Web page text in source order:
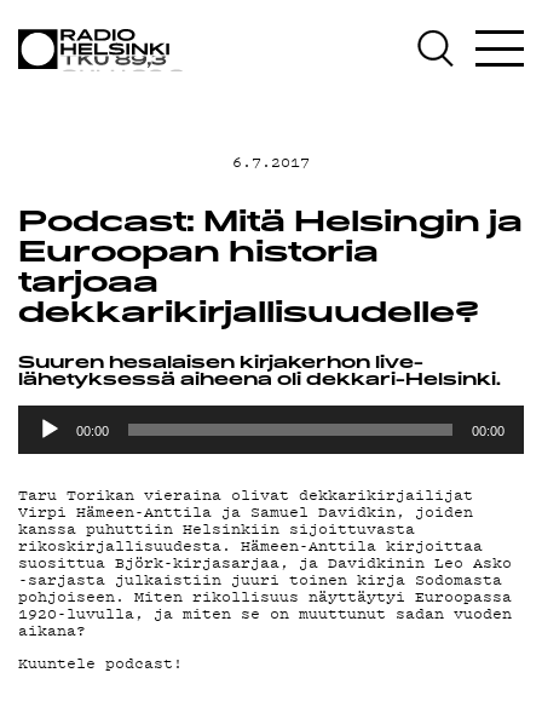
AJANKOHTAISTA
OHJELMAT
TEKIJÄT
ON-DEMAND
PODCAST
MAINOSTA
YHTEYSTIEDOT
G LIVELAB
YSTÄVÄKLUBI
6.7.2017
Podcast: Mitä Helsingin ja
Euroopan historia
tarjoaa
dekkarikirjallisuudelle?
Suuren hesalaisen kirjakerhon live-
lähetyksessä aiheena oli dekkari-Helsinki.
Äänitoistin
00:00 00:00
Taru Torikan vieraina olivat dekkarikirjailijat
Virpi Hämeen-Anttila ja Samuel Davidkin, joiden
kanssa puhuttiin Helsinkiin sijoittuvasta
rikoskirjallisuudesta. Hämeen-Anttila kirjoittaa
suosittua Björk-kirjasarjaa, ja Davidkinin Leo Asko
-sarjasta julkaistiin juuri toinen kirja Sodomasta
pohjoiseen. Miten rikollisuus näyttäytyi Euroopassa
1920-luvulla, ja miten se on muuttunut sadan vuoden
aikana?
Kuuntele podcast!